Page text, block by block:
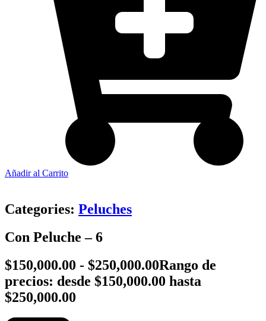
Añadir al Carrito
Categories: Peluches
Con Peluche – 6
$150,000.00 - $250,000.00Rango de
precios: desde $150,000.00 hasta
$250,000.00